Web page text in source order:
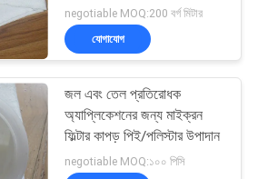
এবং চমৎকার অ্যান্টি অ্যাসিড এবং
অ্যান্টি অ্যালকালি বৈশিষ্ট্য
negotiable MOQ:200 বর্গ মিটার
যোগাযোগ
জল এবং তেল প্রতিরোধক
অ্যাপ্লিকেশনের জন্য মাইক্রন
ফিল্টার কাপড় পিই/পলিস্টার উপাদান
negotiable MOQ:১০০ পিসি